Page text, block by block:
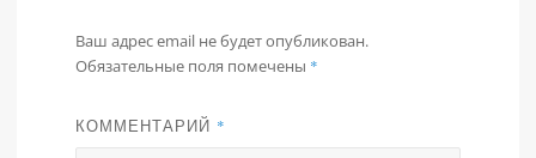
Ваш адрес email не будет опубликован.
Обязательные поля помечены *
КОММЕНТАРИЙ *